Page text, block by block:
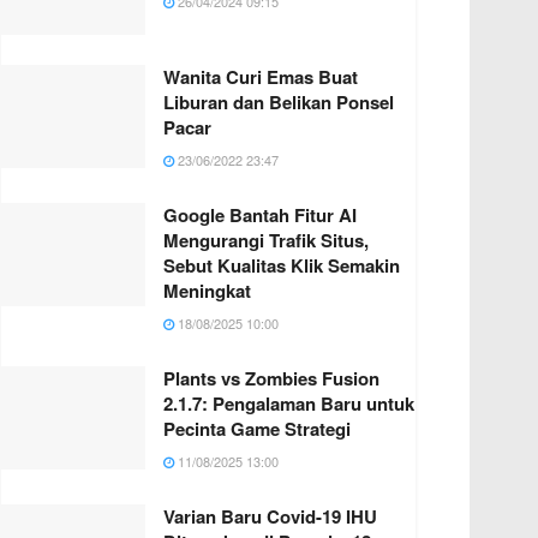
Wanita Curi Emas Buat
Liburan dan Belikan Ponsel
Pacar
23/06/2022 23:47
Google Bantah Fitur AI
Mengurangi Trafik Situs,
Sebut Kualitas Klik Semakin
Meningkat
18/08/2025 10:00
Plants vs Zombies Fusion
2.1.7: Pengalaman Baru untuk
Pecinta Game Strategi
11/08/2025 13:00
Varian Baru Covid-19 IHU